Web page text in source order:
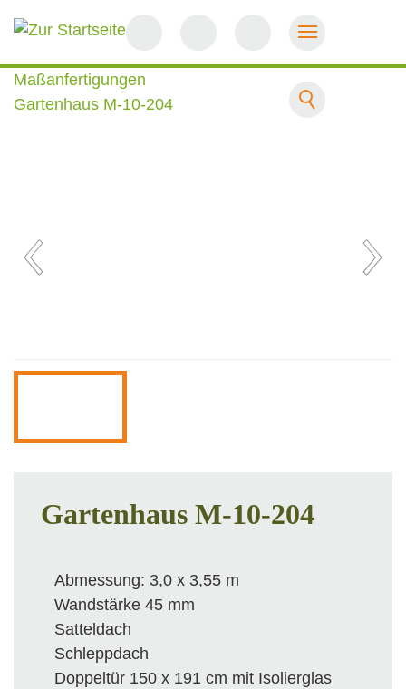
Maßanfertigungen
Gartenhaus M-10-204
Gartenhaus M-10-204
Abmessung: 3,0 x 3,55 m
Wandstärke 45 mm
Satteldach
Schleppdach
Doppeltür 150 x 191 cm mit Isolierglas